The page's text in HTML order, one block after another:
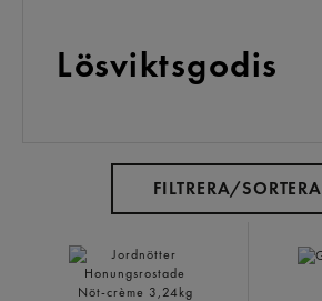
Lösviktsgodis
FILTRERA/SORTERA